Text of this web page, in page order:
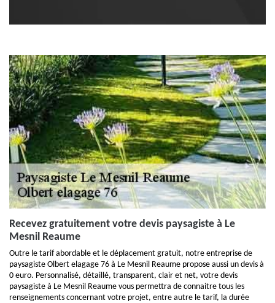
Recevez gratuitement votre devis paysagiste à Le
Mesnil Reaume
Outre le tarif abordable et le déplacement gratuit, notre entreprise de
paysagiste Olbert elagage 76 à Le Mesnil Reaume propose aussi un devis à
0 euro. Personnalisé, détaillé, transparent, clair et net, votre devis
paysagiste à Le Mesnil Reaume vous permettra de connaitre tous les
renseignements concernant votre projet, entre autre le tarif, la durée